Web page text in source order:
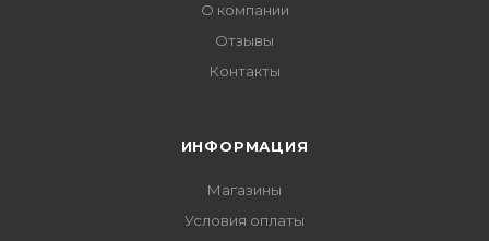
О компании
Отзывы
Контакты
ИНФОРМАЦИЯ
Магазины
Условия оплаты